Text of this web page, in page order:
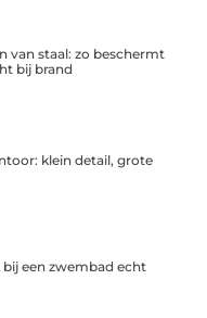
van staal: zo beschermt
bij brand
klein detail, grote
een zwembad echt